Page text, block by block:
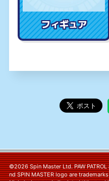
フィギュア
©2026 Spin Master Ltd. PAW
nd SPIN MASTER logo are